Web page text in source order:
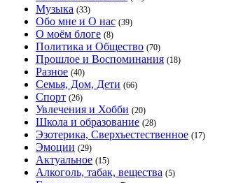
Музыка (33)
Обо мне и О нас (39)
О моём блоге (8)
Политика и Общество (70)
Прошлое и Воспоминания (18)
Разное (40)
Семья, Дом, Дети (66)
Спорт (26)
Увлечения и Хобби (20)
Школа и образование (28)
Эзотерика, Сверхъестественное (17)
Эмоции (29)
Актуальное (15)
Алкоголь, табак, вещества (5)